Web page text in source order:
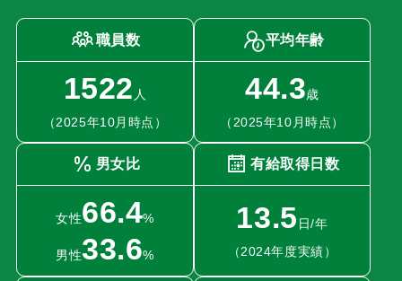
職員数
1522 人
（2025年10月時点）
平均年齢
44.3歳
（2025年10月時点）
男女比
女性66.4%
男性33.6%
有給取得日数
13.5 日/年
（2024年度実績）